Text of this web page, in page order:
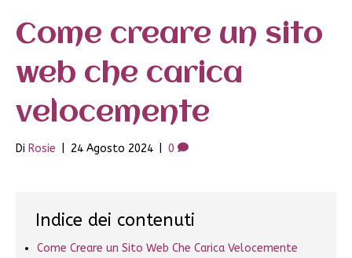
Come creare un sito
web che carica
velocemente
Di Rosie 24 Agosto 2024 0
Indice dei contenuti
Come Creare un Sito Web Che Carica Velocemente